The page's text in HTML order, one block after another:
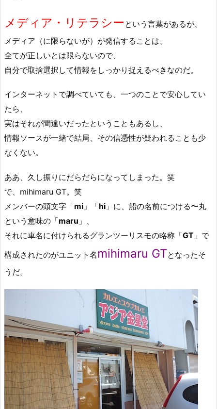
メディア・リテラシー という言葉があるが、
メディア（に限らないが）が発信することは、
全てが正しいとは限らないので、
自分で取捨選択して情報をしっかり捉えるべきなのだ。
インターネットで調べていても、一つのことで安心してい
たら、
実はそれが間違いだったということもあるし、
情報ソースが一緒で結局、その信憑性が疑われることも少
なくない。
ああ、久し振りにだらだらになってしまった。笑
で、mihimaru GT。笑
メンバーの頭文字「mi 」「hi 」に、船の名前につける〜丸
という意味の「maru 」、
それに車名に付けられるグランツーリスモの略称「GT 」で
構成されたのがユニット名mihimaru GTとなったそ
うだ。